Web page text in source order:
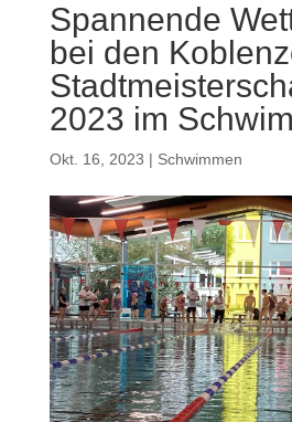
Spannende
bei den
2023 im
Okt. 16, 2023 | Schwimmen